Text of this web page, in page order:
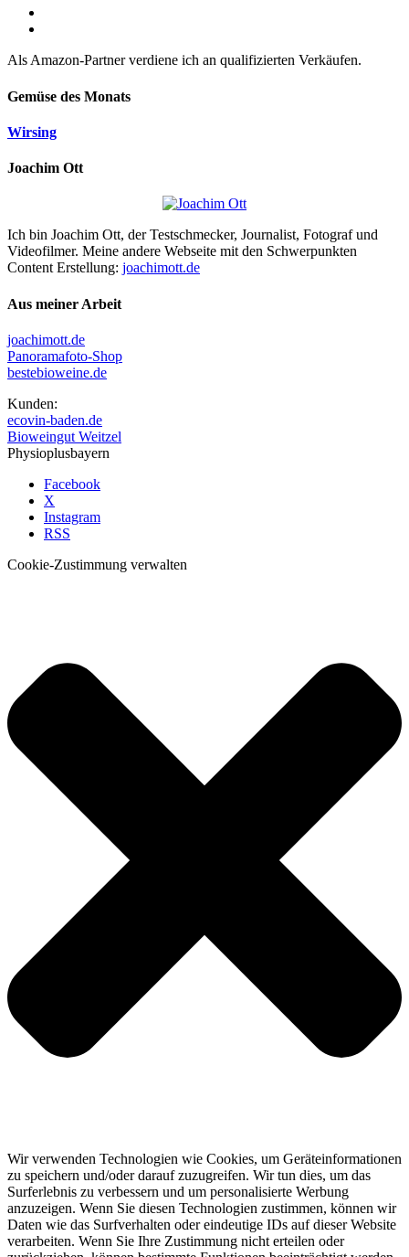
Als Amazon-Partner verdiene ich an qualifizierten Verkäufen.
Gemüse des Monats
Wirsing
Joachim Ott
Ich bin Joachim Ott, der Testschmecker, Journalist, Fotograf und
Videofilmer. Meine andere Webseite mit den Schwerpunkten
Content Erstellung: joachimott.de
Aus meiner Arbeit
joachimott.de
Panoramafoto-Shop
bestebioweine.de
Kunden:
ecovin-baden.de
Bioweingut Weitzel
Physioplusbayern
Facebook
X
Instagram
RSS
Cookie-Zustimmung verwalten
Wir verwenden Technologien wie Cookies, um Geräteinformationen
zu speichern und/oder darauf zuzugreifen. Wir tun dies, um das
Surferlebnis zu verbessern und um personalisierte Werbung
anzuzeigen. Wenn Sie diesen Technologien zustimmen, können wir
Daten wie das Surfverhalten oder eindeutige IDs auf dieser Website
verarbeiten. Wenn Sie Ihre Zustimmung nicht erteilen oder